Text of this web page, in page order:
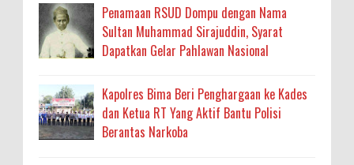
Penamaan RSUD Dompu dengan Nama
Sultan Muhammad Sirajuddin, Syarat
Dapatkan Gelar Pahlawan Nasional
Kapolres Bima Beri Penghargaan ke Kades
dan Ketua RT Yang Aktif Bantu Polisi
Berantas Narkoba